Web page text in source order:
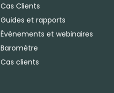
Cas Clients
Guides et rapports
Événements et webinaires
Baromètre
Cas clients